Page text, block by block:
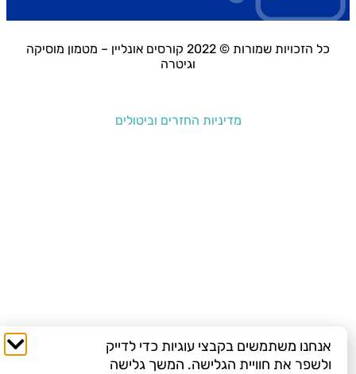
כל הזכויות שמורות © 2022 קורסים אונליין – מטמון מוסיקה
וגיטרה
מדיניות החזרים וביטולים
אנחנו משתמשים בקבצי עוגיות כדי לדייק
ולשפר את חוויית הגלישה. המשך גלישה